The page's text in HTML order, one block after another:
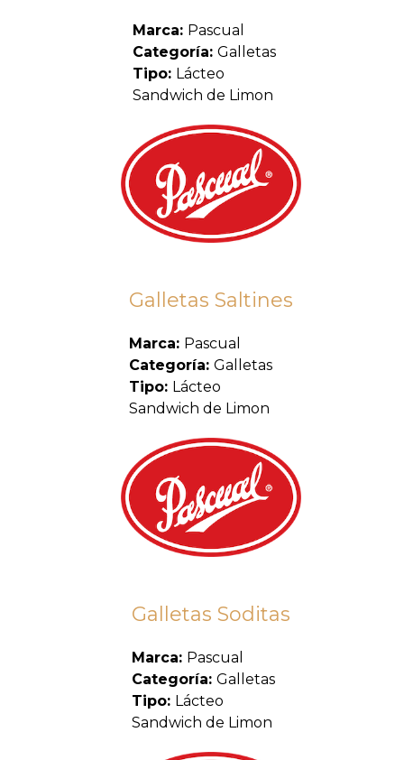
Marca: Pascual
Categoría: Galletas
Tipo: Lácteo
Sandwich de Limon
Galletas Saltines
Marca: Pascual
Categoría: Galletas
Tipo: Lácteo
Sandwich de Limon
Galletas Soditas
Marca: Pascual
Categoría: Galletas
Tipo: Lácteo
Sandwich de Limon